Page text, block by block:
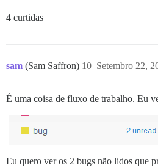
4 curtidas
sam (Sam Saffron) Setembro 22,
10
É uma coisa de fluxo de trabalho. Eu
Eu quero ver os 2 bugs não lidos que